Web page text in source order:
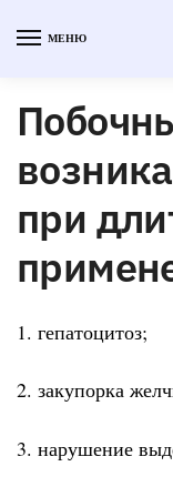
МЕНЮ
при
1. гепатоцитоз;
2. закупорка
3. нарушение